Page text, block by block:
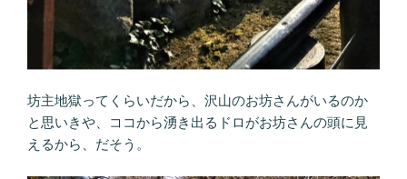
坊主地獄ってくらいだから、沢山のお坊さんがいるのか
と思いきや、ココから湧き出るドロがお坊さんの頭に見
えるから、だそう。